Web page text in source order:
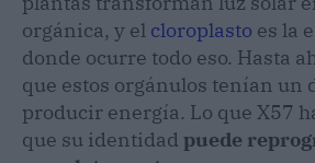
orgánica, y el cloroplasto es la
donde ocurre todo eso. Hasta
que estos orgánulos tenían un
producir energía. Lo que X57
que su identidad puede